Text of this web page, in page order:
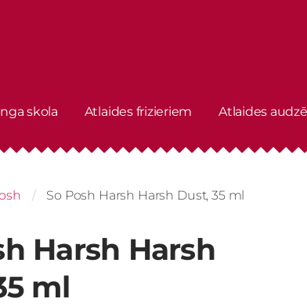
skola Atlaides frizieriem Atlaides
So Posh Harsh Harsh Dust, 35 ml
Harsh Harsh
ml